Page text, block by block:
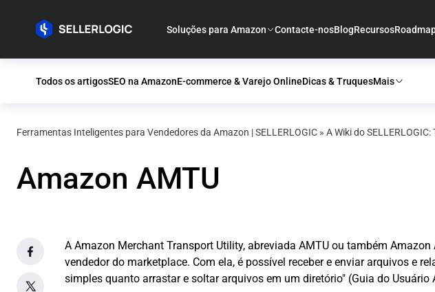
Soluções para Amazon Contacte-nosBlogRecursos
Todos os artigosSEO na AmazonE-commerce & Varejo OnlineDicas & TruquesMais
Ferramentas Inteligentes para Vendedores da Amazon | SELLERLOGIC » A Wiki do
Amazon AMTU
A Amazon Merchant Transport Utility, abreviada AMTU ou também
vendedor do marketplace. Com ela, é possível receber e enviar arquivos e
simples quanto arrastar e soltar arquivos em um diretório" (Guia do Usuário